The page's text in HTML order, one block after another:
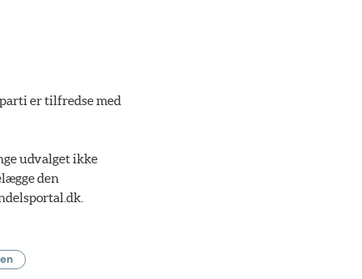
er tilfredse med
udvalget ikke
den